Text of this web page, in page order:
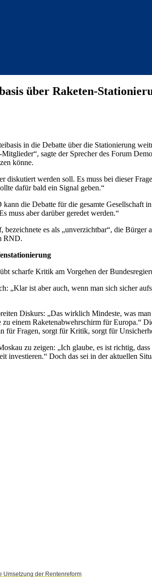
über Raketen-
in die Debatte über die Stationierung
sagte der Sprecher des Forum
könne.
diskutiert werden soll. Es muss bei dieser
dafür bald ein Signal geben.“
die Debatte für die gesamte
muss aber darüber geredet werden.“
es als „unverzichtbar“, die
RND.
scharfe Kritik am Vorgehen der
„Klar ist aber auch, wenn man sich sicher
Diskurs: „Das wirklich Mindeste, was
zu einem Raketenabwehrschirm für
für Fragen, sorgt für Kritik, sorgt für
zu zeigen: „Ich glaube, es ist richtig,
investieren.“ Doch das sei in der aktuellen
Umsetzung der Rentenreform